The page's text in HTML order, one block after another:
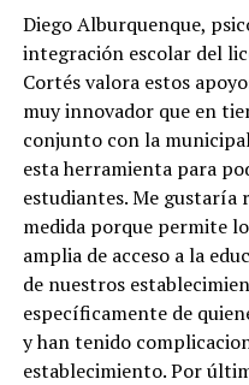
Diego Alburquenque,
integración escolar del
Cortés valora estos
muy innovador que en
conjunto con la
esta herramienta para
estudiantes. Me gustaría
medida porque permite
amplia de acceso a la
de nuestros
específicamente de
y han tenido
establecimiento. Por